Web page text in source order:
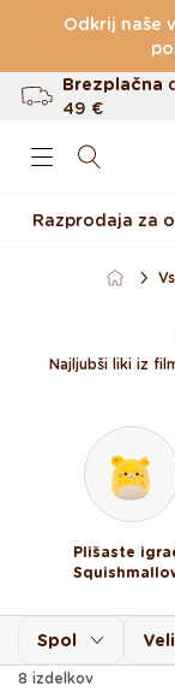
Preskoči na
Odkrij naše
Brezplačna
49 €
Do 100 dni
Razprodaja za
Najljubši liki iz
Plišaste
Spol
8 izdelkov